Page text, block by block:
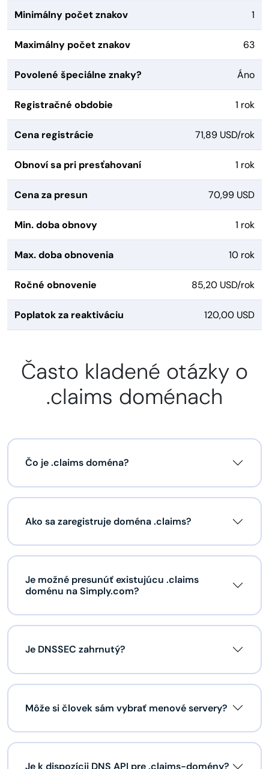
Minimálny počet znakov 1
Maximálny počet znakov 63
Povolené špeciálne znaky? Áno
Registračné obdobie 1 rok
Cena registrácie 71,89 USD/rok
Obnoví sa pri presťahovaní 1 rok
Cena za presun 70,99 USD
Min. doba obnovy 1 rok
Max. doba obnovenia 10 rok
Ročné obnovenie 85,20 USD/rok
Poplatok za reaktiváciu 120,00 USD
Často kladené otázky o
.claims doménach
Čo je .claims doména?
Ako sa zaregistruje doména .claims?
Je možné presunúť existujúcu .claims
doménu na Simply.com?
Je DNSSEC zahrnutý?
Môže si človek sám vybrať menové servery?